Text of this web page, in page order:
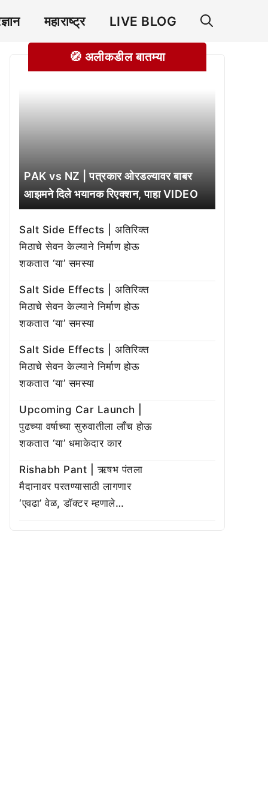
महाराष्ट्र LIVE BLOG
🧭 अलीकडील बातम्या
PAK vs NZ | पत्रकार ओरडल्यावर बाबर
आझमने दिले भयानक रिएक्शन, पाहा VIDEO
Salt Side Effects | अतिरिक्त
मिठाचे सेवन केल्याने निर्माण होऊ
शकतात ‘या’ समस्या
Salt Side Effects | अतिरिक्त
मिठाचे सेवन केल्याने निर्माण होऊ
शकतात ‘या’ समस्या
Salt Side Effects | अतिरिक्त
मिठाचे सेवन केल्याने निर्माण होऊ
शकतात ‘या’ समस्या
Upcoming Car Launch |
पुढच्या वर्षाच्या सुरुवातीला लाँच होऊ
शकतात ‘या’ धमाकेदार कार
Rishabh Pant | ऋषभ पंतला
मैदानावर परतण्यासाठी लागणार
‘एवढा’ वेळ, डॉक्टर म्हणाले…